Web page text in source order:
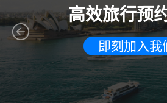
高效旅行预
即刻加入我
Previous